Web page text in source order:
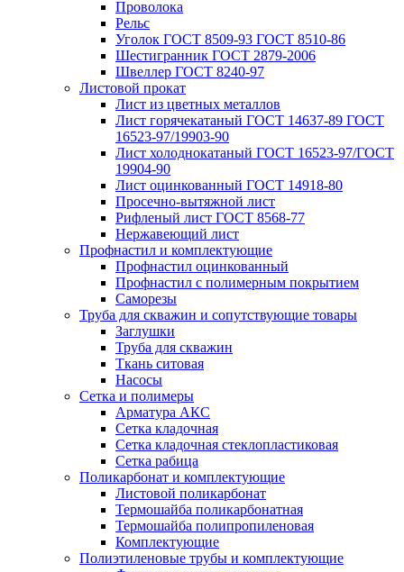
Проволока
Рельс
Уголок ГОСТ 8509-93 ГОСТ 8510-86
Шестигранник ГОСТ 2879-2006
Швеллер ГОСТ 8240-97
Листовой прокат
Лист из цветных металлов
Лист горячекатаный ГОСТ 14637-89 ГОСТ
16523-97/19903-90
Лист холоднокатаный ГОСТ 16523-97/ГОСТ
19904-90
Лист оцинкованный ГОСТ 14918-80
Просечно-вытяжной лист
Рифленый лист ГОСТ 8568-77
Нержавеющий лист
Профнастил и комплектующие
Профнастил оцинкованный
Профнастил с полимерным покрытием
Саморезы
Труба для скважин и сопутствующие товары
Заглушки
Труба для скважин
Ткань ситовая
Насосы
Сетка и полимеры
Арматура АКС
Сетка кладочная
Сетка кладочная стеклопластиковая
Сетка рабица
Поликарбонат и комплектующие
Листовой поликарбонат
Термошайба поликарбонатная
Термошайба полипропиленовая
Комплектующие
Полиэтиленовые трубы и комплектующие